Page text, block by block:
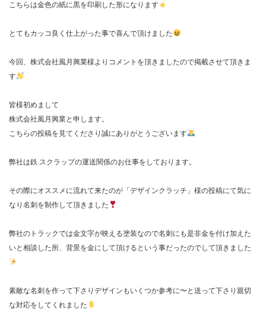
こちらは金色の紙に黒を印刷した形になります
とてもカッコ良く仕上がった事で喜んで頂けました
今回、株式会社風月興業様よりコメントを頂きましたので掲載させて頂きま
す
皆様初めまして
株式会社風月興業と申します。
こちらの投稿を見てくださり誠にありがとうございます
弊社は鉄.スクラップの運送関係のお仕事をしております。
その際にオススメに流れて来たのが「デザインクラッチ」様の投稿にて気に
なり名刺を制作して頂きました
弊社のトラックでは金文字が映える塗装なので名刺にも是非金を付け加えた
いと相談した所、背景を金にして頂けるという事だったのでして頂きました
素敵な名刺を作って下さりデザインもいくつか参考に〜と送って下さり親切
な対応をしてくれました